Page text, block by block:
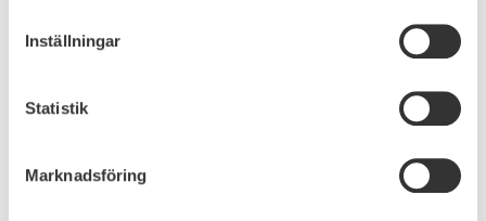
Ta reda på mer om hur dina personliga uppgifter
Du kan ändra eller dra tillbaka ditt samtycke när som
Vi använder enhetsidentifierare för att anpassa innehållet
Inställningar
Statistik
Marknadsföring